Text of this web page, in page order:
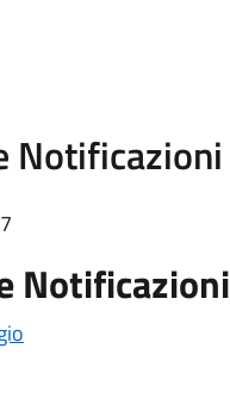
Notificazioni
Notificazioni